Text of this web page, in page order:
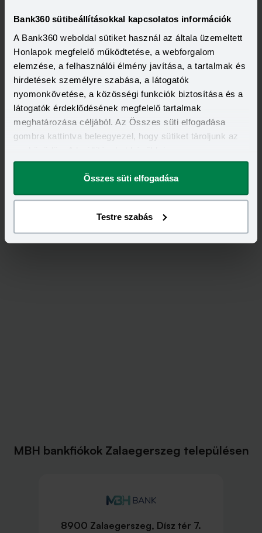
Bank360 sütibeállításokkal kapcsolatos információk
A Bank360 weboldal sütiket használ az általa üzemeltett
Honlapok megfelelő működtetése, a webforgalom
elemzése, a felhasználói élmény javítása, a tartalmak és
hirdetések személyre szabása, a látogatók
nyomonkövetése, a közösségi funkciók biztosítása és a
látogatók érdeklődésének megfelelő tartalmak
meghatározása céljából. Az Összes süti elfogadása
gombra kattintva beleegyezel, hogy sütiket tároljunk az
megváltoztathatod.
Összes süti elfogadása
Testre szabás
Visszahívást szeretnék
Minősített Fogyasztóbarát Személyi Hitel
HITELÖSSZEG
500 000 - 7 000 000 Ft
THM
15,70 - 15,70%
KAMAT
14,49 - 14,49%
KEDVEZMÉNY FELTÉTELEI
Minimum munkaviszony:
3 hónap
Minimum jövedelem:
Visszahívást szeretnék
MBH bankfiókok Zalaegerszeg településen
8900 Zalaegerszeg, Dísz tér 7.